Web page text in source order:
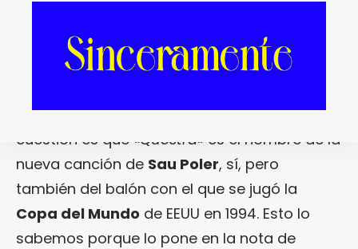
QUESTRA, de Sau Poler.Lo sentimos, este
Magque no tiene ni puta idea de fútbol… La
cuestión es que «Questra» es el nombre de la
nueva canción de Sau Poler, sí, pero
también del balón con el que se jugó la
Copa del Mundo de EEUU en 1994. Esto lo
sabemos porque lo pone en la nota de